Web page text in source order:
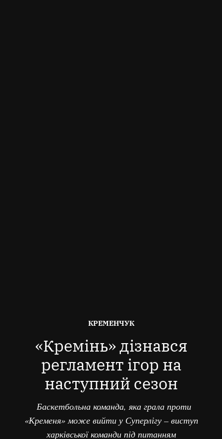
ОПУБЛІКОВАНО
КРЕМЕНЧУК
«Кремінь» дізнався
регламент ігор на
наступний сезон
Баскетбольна команда, яка грала проти
«Кременя» може вийти у Суперлігу – виступ
харківської команди під питанням